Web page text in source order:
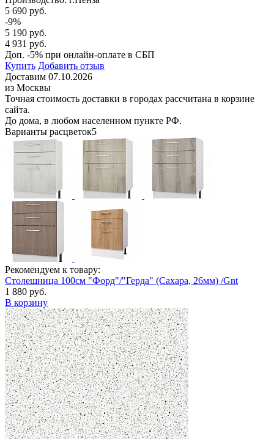
5 690 руб.
-9%
5 190 руб.
4 931 руб.
Доп. -5% при онлайн-оплате в СБП
Купить Добавить отзыв
Доставим 07.10.2026
из Москвы
Точная стоимость доставки в городах рассчитана в корзине
сайта.
До дома, в любом населенном пункте РФ.
Варианты расцветок5
Рекомендуем к товару:
Столешница 100см "Форд"/"Герда" (Сахара, 26мм) /Gnt
1 880 руб.
В корзину